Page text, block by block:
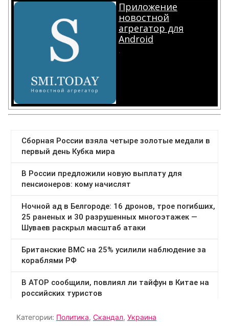
Приложение
новостной
агрегатор для
Android
.
Категории: Политика, Скандал, Украина